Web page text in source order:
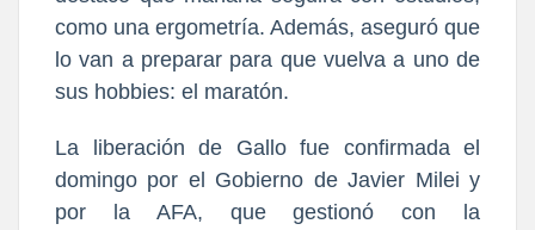
como una ergometría. Además, aseguró que
lo van a preparar para que vuelva a uno de
sus hobbies: el maratón.
La liberación de Gallo fue confirmada el
domingo por el Gobierno de Javier Milei y
por la AFA, que gestionó con la